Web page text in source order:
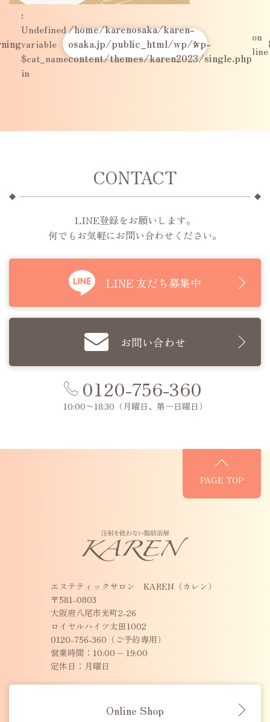
:
Undefined
variable
$cat_name
in
/home/karenosaka/karen-
osaka.jp/public_html/wp/wp-
content/themes/karen2023/single.php
on
line
CONTACT
LINE登録をお願いします。
何でもお気軽にお問い合わせください。
LINE 友だち募集中
お問い合わせ
0120-756-360
10:00〜18:30 （月曜日、第一日曜日）
PAGE TOP
エステティックサロン KAREN（カレン）
〒581-0803
大阪府八尾市光町2-26
ロイヤルハイツ太田1002
0120-756-360（ご予約専用）
営業時間：10:00 – 19:00
定休日：月曜日
Online Shop